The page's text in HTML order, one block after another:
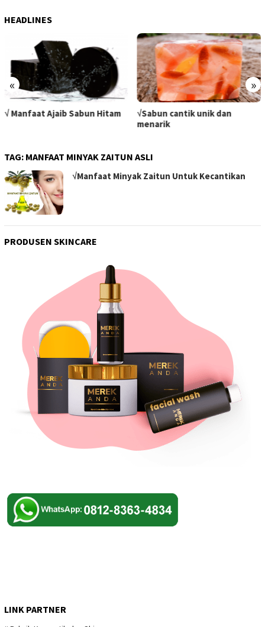
HEADLINES
« »
√ Manfaat Ajaib Sabun Hitam
√Sabun cantik unik dan
menarik
TAG: MANFAAT MINYAK ZAITUN ASLI
√Manfaat Minyak Zaitun Untuk Kecantikan
PRODUSEN SKINCARE
LINK PARTNER